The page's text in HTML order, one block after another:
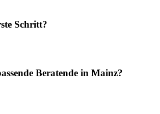
Schritt?
Beratende in Mainz?